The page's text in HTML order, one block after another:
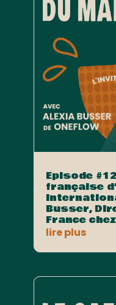
Episode
française
Busser,
France
lire plus